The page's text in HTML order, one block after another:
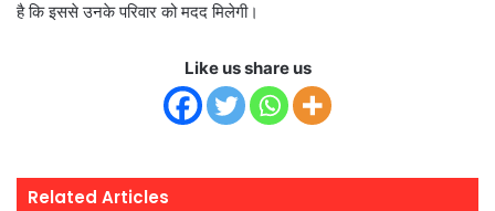
है कि इससे उनके परिवार को मदद मिलेगी।
Like us share us
Related Articles